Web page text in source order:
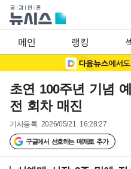
메인 랭킹
초연 100주년 기념
전 회차 매진
기사등록 2026/05/21 16:28:27
구글에서 선호하는 매체로 추가